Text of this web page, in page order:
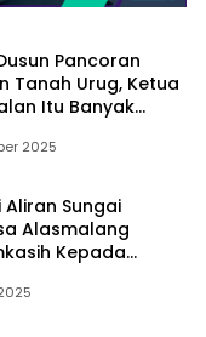
Pancoran
Tanah Urug, Ketua
Itu Banyak
2025
Sungai
Alasmalang
Kepada
Banyuwangi Atas
Masyarakat